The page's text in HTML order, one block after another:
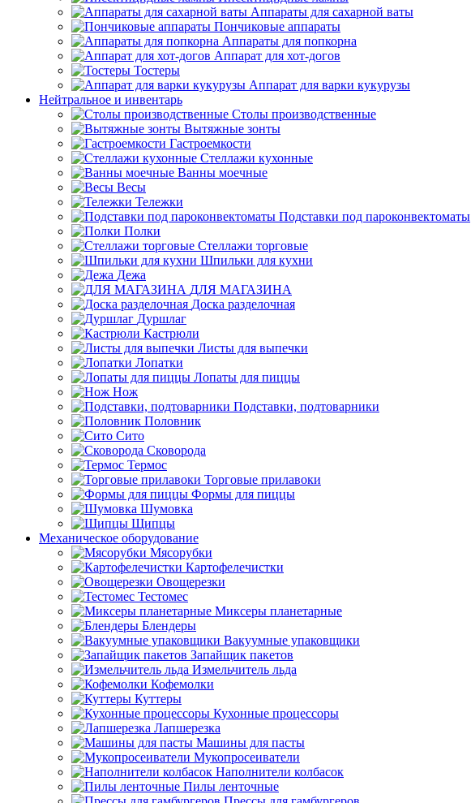
Аппараты для сахарной ваты
Пончиковые аппараты
Аппараты для попкорна
Аппарат для хот-догов
Тостеры
Аппарат для варки кукурузы
Нейтральное и инвентарь
Столы производственные
Вытяжные зонты
Гастроемкости
Стеллажи кухонные
Ванны моечные
Весы
Тележки
Подставки под пароконвектоматы
Полки
Стеллажи торговые
Шпильки для кухни
Дежа
ДЛЯ МАГАЗИНА
Доска разделочная
Дуршлаг
Кастрюли
Листы для выпечки
Лопатки
Лопаты для пиццы
Нож
Подставки, подтоварники
Половник
Сито
Сковорода
Термос
Торговые прилавоки
Формы для пиццы
Шумовка
Щипцы
Механическое оборудование
Мясорубки
Картофелечистки
Овощерезки
Тестомес
Миксеры планетарные
Блендеры
Вакуумные упаковщики
Запайщик пакетов
Измельчитель льда
Кофемолки
Куттеры
Кухонные процессоры
Лапшерезка
Машины для пасты
Мукопросеиватели
Наполнители колбасок
Пилы ленточные